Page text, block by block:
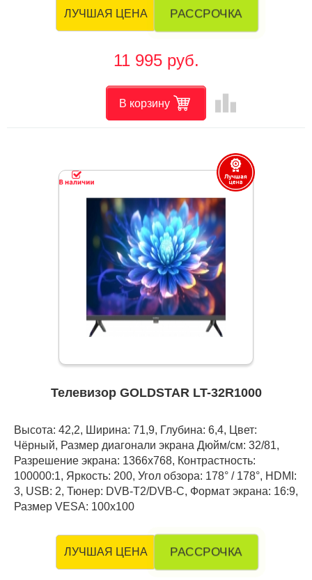
ЛУЧШАЯ ЦЕНА РАССРОЧКА
11 995 руб.
В корзину leaderboard
Телевизор GOLDSTAR LT-32R1000
Высота: 42,2, Ширина: 71,9, Глубина: 6,4, Цвет:
Чёрный, Размер диагонали экрана Дюйм/см: 32/81,
Разрешение экрана: 1366x768, Контрастность:
100000:1, Яркость: 200, Угол обзора: 178° / 178°, HDMI:
3, USB: 2, Тюнер: DVB-T2/DVB-C, Формат экрана: 16:9,
Размер VESA: 100х100
ЛУЧШАЯ ЦЕНА РАССРОЧКА